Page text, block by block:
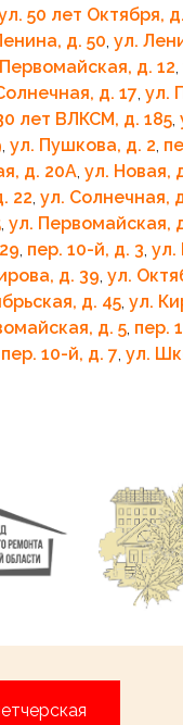
50 лет Октября,
д. 50, ул.
д. 12,
д. 17, ул.
лет ВЛКСМ, д. 185,
, ул. Пушкова, д. 2,
д. 20А, ул. Новая,
22, ул. Солнечная,
, ул. Первомайская,
, пер. 10-й, д. 3, ул.
д. 39, ул.
д. 45, ул.
д. 5, пер.
пер. 10-й, д. 7, ул.